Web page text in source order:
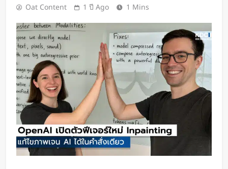
ร้อนล่วงหน้าได้สูงสุด 15 วัน
ChatGPT ทะลุ 1 พันล้านผู้ใช้ต่อ
สัปดาห์ เร็วที่สุดในโลก AI
Xiaomi เปิดตัว SUV พร้อมพื้นที่นอน
ชั้นบน รองรับผู้โดยสารได้ 7 ที่นั่ง
2 วัน Ago
นักวิจัย NUS CDE พัฒนา “ผิว
อิเล็กทรอนิกส์” ที่รับรู้การสัมผัสและ
ซ่อมแซมตัวเองใต้น้ำได้
2 วัน Ago
K-18M โดรนรบฝีมือคนไทย ทดสอบ
บินสำเร็จครั้งแรก
Oat Content 1 ปี Ago 1 Mins